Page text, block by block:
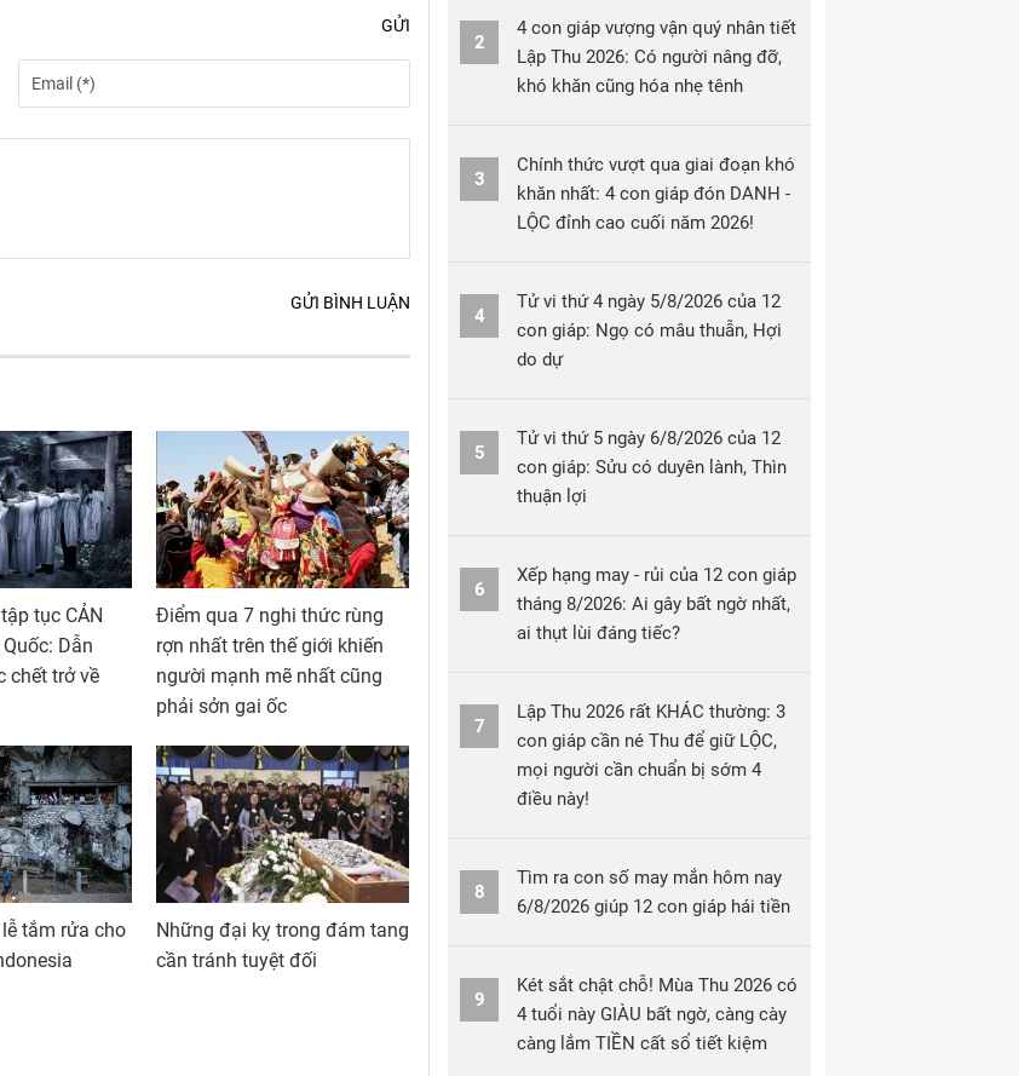
GỬI
GỬI BÌNH LUẬN
tục CẢN
Dẫn
chết trở về
Điểm qua 7 nghi thức rùng
rợn nhất trên thế giới khiến
người mạnh mẽ nhất cũng
phải sởn gai ốc
tắm rửa cho
Những đại kỵ trong đám tang
cần tránh tuyệt đối
2
4 con giáp vượng vận quý nhân tiết
Lập Thu 2026: Có người nâng đỡ,
khó khăn cũng hóa nhẹ tênh
3
Chính thức vượt qua giai đoạn khó
khăn nhất: 4 con giáp đón DANH -
LỘC đỉnh cao cuối năm 2026!
4
Tử vi thứ 4 ngày 5/8/2026 của 12
con giáp: Ngọ có mâu thuẫn, Hợi
do dự
5
Tử vi thứ 5 ngày 6/8/2026 của 12
con giáp: Sửu có duyên lành, Thìn
thuận lợi
6
Xếp hạng may - rủi của 12 con giáp
tháng 8/2026: Ai gây bất ngờ nhất,
ai thụt lùi đáng tiếc?
7
Lập Thu 2026 rất KHÁC thường: 3
con giáp cần né Thu để giữ LỘC,
mọi người cần chuẩn bị sớm 4
điều này!
8
Tìm ra con số may mắn hôm nay
6/8/2026 giúp 12 con giáp hái tiền
9
Két sắt chật chỗ! Mùa Thu 2026 có
4 tuổi này GIÀU bất ngờ, càng cày
càng lắm TIỀN cất sổ tiết kiệm